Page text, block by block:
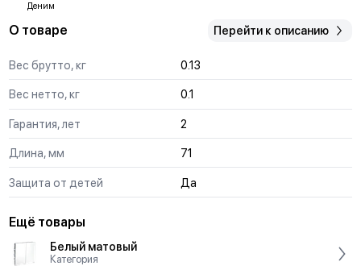
Деним
О товаре Перейти к описанию
Вес брутто, кг 0.13
Вес нетто, кг 0.1
Гарантия, лет 2
Длина, мм 71
Защита от детей Да
Ещё товары
Белый матовый
Категория